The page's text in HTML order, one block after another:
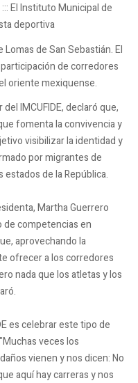
El Instituto Municipal de
deportiva
de San Sebastián. El
de corredores
oriente mexiquense.
IMCUFIDE, declaró que,
fomenta la convivencia y
visibilizar la identidad y
por migrantes de
estados de la República.
Martha Guerrero
de competencias en
aprovechando la
ofrecer a los corredores
nada que los atletas y los
es celebrar este tipo de
veces los
vienen y nos dicen: No
aquí hay carreras y nos